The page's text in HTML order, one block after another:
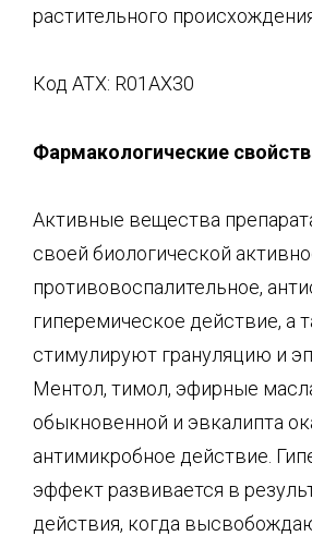
растительного
Код ATX: R01АХ30
Фармакологические
Активные вещества
своей биологической
противовоспалительное,
гиперемическое действие, а
стимулируют грануляцию и
Ментол, тимол, эфирные
обыкновенной и эвкалипта
антимикробное действие.
эффект развивается в
действия, когда